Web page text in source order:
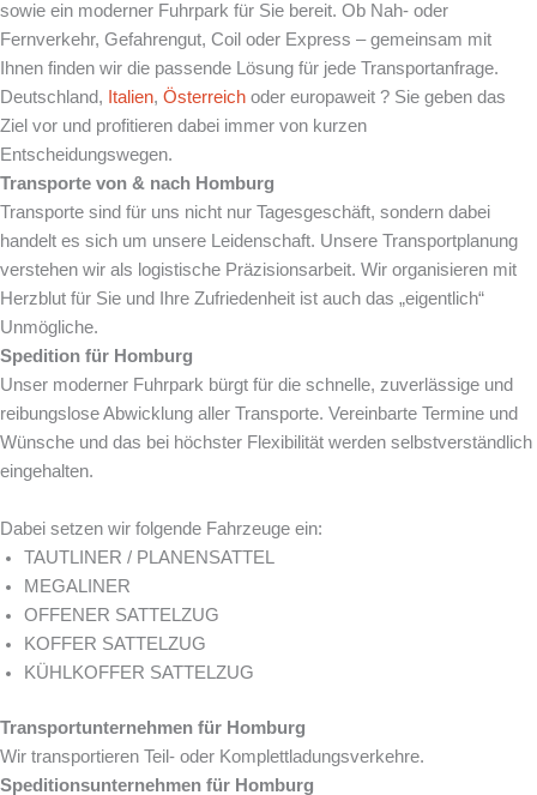
sowie ein moderner Fuhrpark für Sie bereit. Ob Nah- oder
Fernverkehr, Gefahrengut, Coil oder Express – gemeinsam mit
Ihnen finden wir die passende Lösung für jede Transportanfrage.
Deutschland, Italien, Österreich oder europaweit ? Sie geben das
Ziel vor und profitieren dabei immer von kurzen
Entscheidungswegen.
Transporte von & nach Homburg
Transporte sind für uns nicht nur Tagesgeschäft, sondern dabei
handelt es sich um unsere Leidenschaft. Unsere Transportplanung
verstehen wir als logistische Präzisionsarbeit. Wir organisieren mit
Herzblut für Sie und Ihre Zufriedenheit ist auch das „eigentlich“
Unmögliche.
Spedition für Homburg
Unser moderner Fuhrpark bürgt für die schnelle, zuverlässige und
reibungslose Abwicklung aller Transporte. Vereinbarte Termine und
Wünsche und das bei höchster Flexibilität werden selbstverständlich
eingehalten.
Dabei setzen wir folgende Fahrzeuge ein:
TAUTLINER / PLANENSATTEL
MEGALINER
OFFENER SATTELZUG
KOFFER SATTELZUG
KÜHLKOFFER SATTELZUG
Transportunternehmen für Homburg
Wir transportieren Teil- oder Komplettladungsverkehre.
Speditionsunternehmen für Homburg